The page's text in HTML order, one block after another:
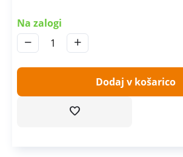
Na zalogi
+
−
Dodaj v košarico